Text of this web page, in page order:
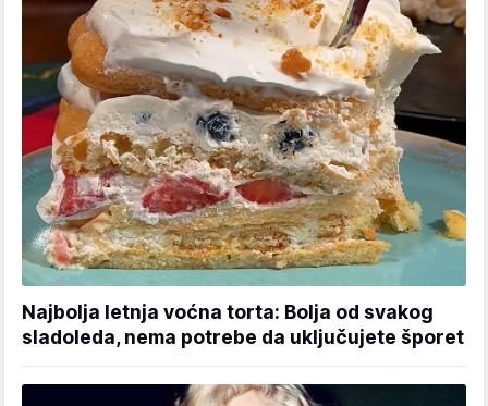
Najbolja letnja voćna torta: Bolja od svakog
sladoleda, nema potrebe da uključujete šporet